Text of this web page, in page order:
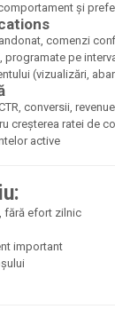
și
comenzi
pe
(vizualizări,
conversii,
creșterea ratei de
active
fără efort zilnic
important